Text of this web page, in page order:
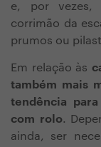
e, por vezes,
corrimão da
prumos ou
Em relação às
também mais
tendência
com rolo.
ainda, ser